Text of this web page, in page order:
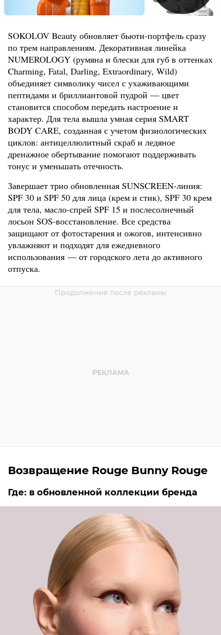
SOKOLOV Beauty обновляет бьюти-портфель сразу
по трем направлениям. Декоративная линейка
NUMEROLOGY (румяна и блески для губ в оттенках
Charming, Fatal, Darling, Extraordinary, Wild)
объединяет символику чисел с ухаживающими
пептидами и бриллиантовой пудрой — цвет
становится способом передать настроение и
характер. Для тела вышла умная серия SMART
BODY CARE, созданная с учетом физиологических
циклов: антицеллюлитный скраб и ледяное
дренажное обертывание помогают поддерживать
тонус и уменьшать отечность.
Завершает трио обновленная SUNSCREEN-линия:
SPF 30 и SPF 50 для лица (крем и стик), SPF 30 крем
для тела, масло-спрей SPF 15 и послесолнечный
лосьон SOS-восстановление. Все средства
защищают от фотостарения и ожогов, интенсивно
увлажняют и подходят для ежедневного
использования — от городского лета до активного
отпуска.
Возвращение Rouge Bunny Rouge
Где: в обновленной коллекции бренда